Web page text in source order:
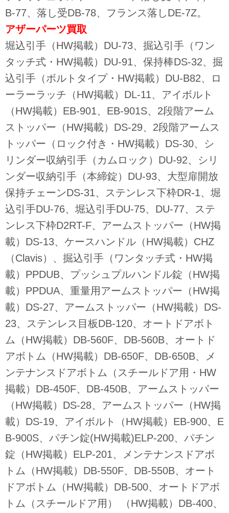
B-77、落し受DB-78、フランス落しDE-7Z。
アザーパーツ買取
堀込引手（HW掲載）DU-73、掘込引手（ワン
タッチ式・HW掲載）DU-91、保持棒DS-32、掘
込引手（ボルトタイプ・HW掲載）DU-B82、ロ
ーラーラッチ（HW掲載）DL-11、アイボルト
（HW掲載）EB-901、EB-901S、2段階アーム
ストッパー（HW掲載）DS-29、2段階アームス
トッパー（ロック付き・HW掲載）DS-30、シ
リンダー収納引手（カムロック）DU-92、シリ
ンダー収納引手（本締錠）DU-93、大型扉開放
保持チェーンDS-31、ステンレス下枠DR-1、堀
込引手DU-76、堀込引手DU-75、DU-77、ステ
ンレス下枠D2RT-F、アームストッパー（HW掲
載）DS-13、ケースハンドル（HW掲載）CHZ
（Clavis）、掘込引手（ワンタッチ式・HW掲
載）PPDUB、プッシュプルハンドル錠（HW掲
載）PPDUA、重量用アームストッパー（HW掲
載）DS-27、アームストッパー（HW掲載）DS-
23、ステンレス目板DB-120、オートドアボト
ム（HW掲載）DB-560F、DB-560B、オートド
アボトム（HW掲載）DB-650F、DB-650B、メ
ンテナンスドアボトム（スチールドア用・HW
掲載）DB-450F、DB-450B、アームストッパー
（HW掲載）DS-28、アームストッパー（HW掲
載）DS-19、アイボルト（HW掲載）EB-900、E
B-900S、パチン錠(HW掲載)ELP-200、パチン
錠（HW掲載）ELP-201、メンテナンスドアボ
トム（HW掲載）DB-550F、DB-550B、オート
ドアボトム（HW掲載）DB-500、オートドアボ
トム（スチールドア用） （HW掲載）DB-400、